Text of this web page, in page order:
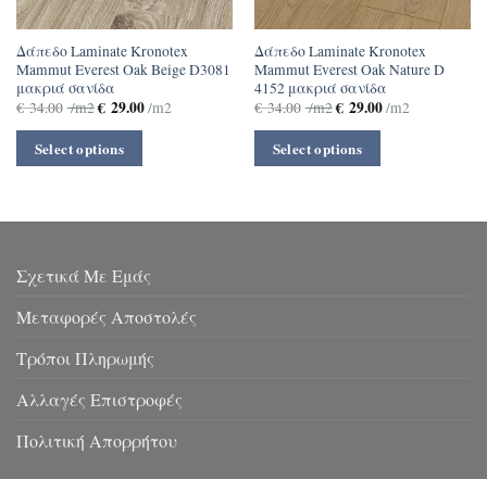
Δάπεδο Laminate Kronotex
Mammut Everest Oak Beige D3081
μακριά σανίδα
€34.00 /m2€29.00/m2
Select options
Δάπεδο Laminate Kronotex
Mammut Everest Oak Nature D
4152 μακριά σανίδα
€34.00 /m2€29.00/m2
Select options
Σχετικά Με Εμάς
Μεταφορές Αποστολές
Τρόποι Πληρωμής
Αλλαγές Επιστροφές
Πολιτική Απορρήτου